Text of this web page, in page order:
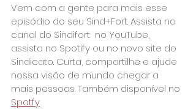
Vem com a gente para mais esse
episódio do seu Sind+Fort. Assista no
canal do Sindifort  no YouTube,
assista no Spotify ou no novo site do
Sindicato. Curta, compartilhe e ajude
nossa visão de mundo chegar a
mais pessoas. Também disponível no
Spotfy